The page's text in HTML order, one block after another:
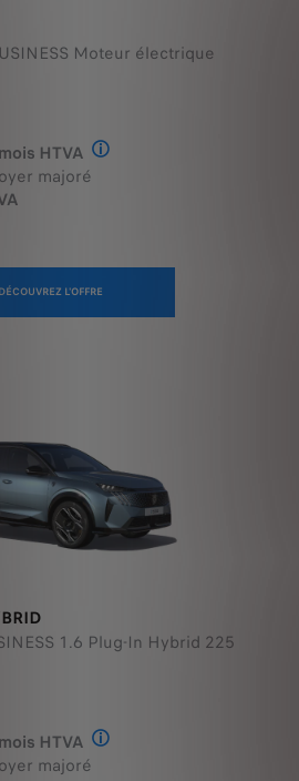
Moteur électrique
HTVA
Offre en Renting
majoré
L'OFFRE
1.6 Plug-In Hybrid 225
HTVA
Offre en Renting
majoré